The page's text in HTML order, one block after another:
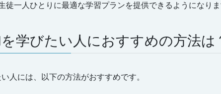
徒一人ひとりに最適な学習プランを提供できるようになり
学びたい人におすすめの方法は
人には、以下の方法がおすすめです。